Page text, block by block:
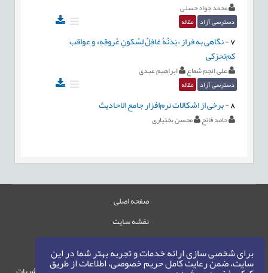
برای شخصی سازی ارائه خدمات و تجربه بهتر شما در این
سایت، ضمن رعایت کامل حریم خصوصی، اطلاعات از طریق
محمد جواد حسنی
دسترسی آزاد مقاله
7
-نگاهی به فراز «بَدَنُهُ غافِلٌ لِسُکونِ عُروقِهِ» و عواقب
کم‌تحرّکی
علی انجم شعاع ابراهیم عبدی
دسترسی آزاد مقاله
8
-برخی از اشکالات نرم‌افزار جامع الاحادیث
حامد فاتح محسن بختیاری
صفحه اصلی
نقشه سایت
تماس با ما